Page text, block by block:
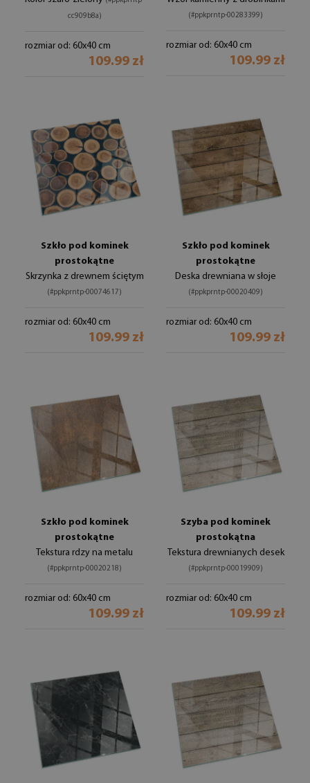
cc909b8a)
rozmiar od: 60x40 cm
109.99 zł
(#ppkprntp-00283399)
rozmiar od: 60x40 cm
109.99 zł
Szkło pod kominek
prostokątne
Skrzynka z drewnem ściętym
(#ppkprntp-00074617)
rozmiar od: 60x40 cm
109.99 zł
Szkło pod kominek
prostokątne
Deska drewniana w słoje
(#ppkprntp-00020409)
rozmiar od: 60x40 cm
109.99 zł
Szkło pod kominek
prostokątne
Tekstura rdzy na metalu
(#ppkprntp-00020218)
rozmiar od: 60x40 cm
109.99 zł
Szyba pod kominek
prostokątna
Tekstura drewnianych desek
(#ppkprntp-00019909)
rozmiar od: 60x40 cm
109.99 zł